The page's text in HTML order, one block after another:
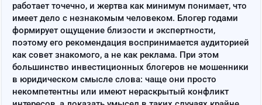
работает точечно, и жертва как минимум понимает, что
имеет дело с незнакомым человеком. Блогер годами
формирует ощущение близости и экспертности,
поэтому его рекомендация воспринимается аудиторией
как совет знакомого, а не как реклама. При этом
большинство инвестиционных блогеров не мошенники
в юридическом смысле слова: чаще они просто
некомпетентны или имеют нераскрытый конфликт